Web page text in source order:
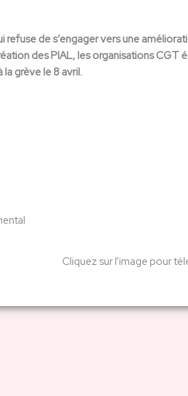
refuse de s’engager vers une
des PIAL, les organisations CGT
grève le 8 avril.
Cliquez sur l'image pour